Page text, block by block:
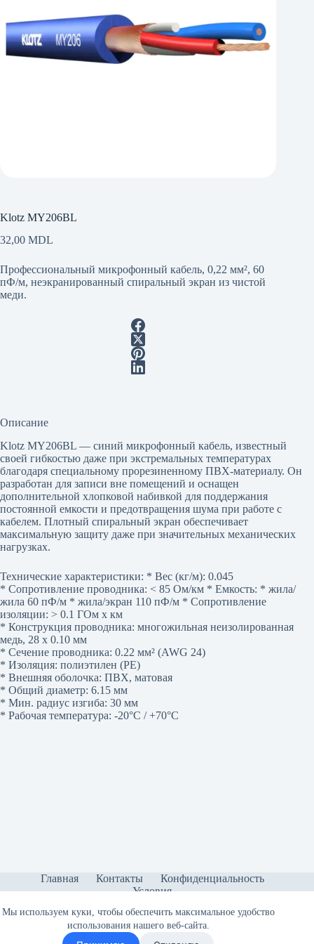
Мы используем куки, чтобы обеспечить максимальное удобство
использования нашего веб-сайта.
Klotz MY206BL
32,00 MDL
Профессиональный микрофонный кабель, 0,22 мм², 60
пФ/м, неэкранированный спиральный экран из чистой
меди.
Описание
Klotz MY206BL — синий микрофонный кабель, известный
своей гибкостью даже при экстремальных температурах
благодаря специальному прорезиненному ПВХ-материалу. Он
разработан для записи вне помещений и оснащен
дополнительной хлопковой набивкой для поддержания
постоянной емкости и предотвращения шума при работе с
кабелем. Плотный спиральный экран обеспечивает
максимальную защиту даже при значительных механических
нагрузках.
Технические характеристики: * Вес (кг/м): 0.045
* Сопротивление проводника: < 85 Ом/км * Емкость: * жила/
жила 60 пФ/м * жила/экран 110 пФ/м * Сопротивление
изоляции: > 0.1 ГОм x км
* Конструкция проводника: многожильная неизолированная
медь, 28 x 0.10 мм
* Сечение проводника: 0.22 мм² (AWG 24)
* Изоляция: полиэтилен (PE)
* Внешняя оболочка: ПВХ, матовая
* Общий диаметр: 6.15 мм
* Мин. радиус изгиба: 30 мм
* Рабочая температура: -20°C / +70°C
Главная Контакты
Конфиденциальность
Условия